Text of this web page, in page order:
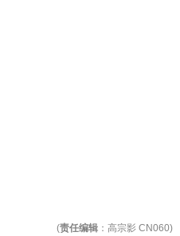
(责任编辑 ：高宗影 CN060)